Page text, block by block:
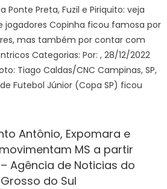
Ponte Preta, Fuzil e Piriquito: veja
jogadores Copinha ficou famosa por
mas também por contar com
Categorias: Por: , 28/12/2022
Tiago Caldas/CNC Campinas, SP,
Futebol Júnior (Copa SP) ficou
Antônio, Expomara e
MS a partir
Agência de Noticias do
do Sul